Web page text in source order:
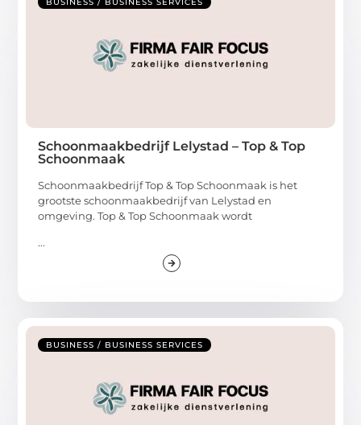
Schoonmaakbedrijf Lelystad – Top & Top
Schoonmaak
Schoonmaakbedrijf Top & Top Schoonmaak is het
grootste schoonmaakbedrijf van Lelystad en
omgeving. Top & Top Schoonmaak wordt
...
BUSINESS / BUSINESS SERVICES